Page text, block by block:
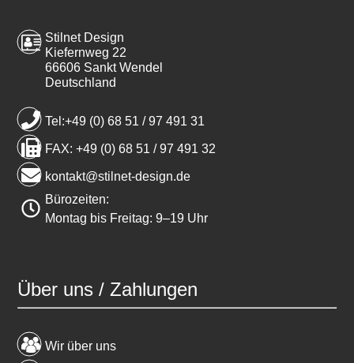
Stilnet Design
Kiefernweg 22
66606 Sankt Wendel
Deutschland
Tel:+49 (0) 68 51 / 97 491 31
FAX: +49 (0) 68 51 / 97 491 32
kontakt@stilnet-design.de
Bürozeiten:
Montag bis Freitag: 9–19 Uhr
Über uns / Zahlungen
Wir über uns